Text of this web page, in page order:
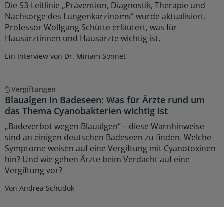
Die S3-Leitlinie „Prävention, Diagnostik, Therapie und
Nachsorge des Lungenkarzinoms“ wurde aktualisiert.
Professor Wolfgang Schütte erläutert, was für
Hausärztinnen und Hausärzte wichtig ist.
Ein Interview von Dr. Miriam Sonnet
Vergiftungen
Blaualgen in Badeseen: Was für Ärzte rund um
das Thema Cyanobakterien wichtig ist
„Badeverbot wegen Blaualgen“ – diese Warnhinweise
sind an einigen deutschen Badeseen zu finden. Welche
Symptome weisen auf eine Vergiftung mit Cyanotoxinen
hin? Und wie gehen Ärzte beim Verdacht auf eine
Vergiftung vor?
Von Andrea Schudok